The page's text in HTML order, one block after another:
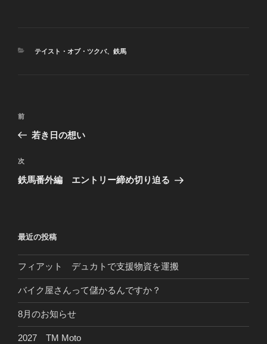
カ
テイスト・オブ・ツクバ、 鉄馬
投
ビ
ゲ
ン
前
の
稿
前
若き日の想い
次
の
次
鉄馬番外編 エントリー締め切り迫る
最近の投稿
フィアット デュカトで支援物資を運搬
バイク屋さんって儲かるんですか？
8月のお知らせ
2027 TM Moto